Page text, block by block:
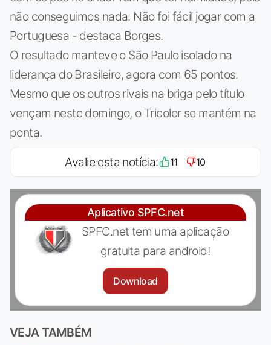
não conseguimos nada. Não foi fácil jogar com a
Portuguesa - destaca Borges.
O resultado manteve o São Paulo isolado na
liderança do Brasileiro, agora com 65 pontos.
Mesmo que os outros rivais na briga pelo título
vençam neste domingo, o Tricolor se mantém na
ponta.
Avalie esta notícia: 11 10
Aplicativo SPFC.net
SPFC.net tem uma aplicação
gratuita para android!
Download
VEJA TAMBÉM